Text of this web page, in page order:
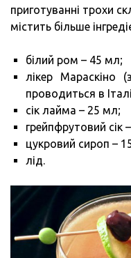
приготуванні трохи
містить більше
білий ром – 45 мл;
лікер Мараскіно
проводиться в
сік лайма – 25 мл;
грейпфрутовий сік
цукровий сироп –
лід.